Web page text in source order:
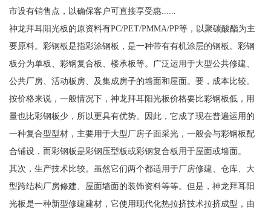
市设有销售点，以确保客户可直接享受惠......
神龙拜耳阳光板的原资料有PC/PET/PMMA/PP等，以聚碳酸酯为主
要原料。彩钢板是指彩涂钢板，是一种带有有机涂层的钢板。彩钢
板分为单板、彩钢复合板、楼承板等。广泛运用于大型公共修建、
公共厂房、活动板房、及集成房子的墙面和屋面。要，成本比较。
按价格来说，一般情况下，神龙拜耳阳光板价格要比彩钢板低，用
量也比彩钢板少，所以更具有优势。因此，它成了现在普遍运用的
一种复合型型材，主要用于大型厂房子面采光，一般会与彩钢板配
合铺设，而彩钢板是彩钢压型板或彩钢复合板用于屋面或墙面。
其次，生产技术比较。虽然它们两个都适用于厂房修建、仓库、大
型跨结构厂房修建、屋面墙面的装饰资料等等。但是，神龙拜耳阳
光板是一种新型修建建材，它使用现代化热拉挤技术拉挤成型，由